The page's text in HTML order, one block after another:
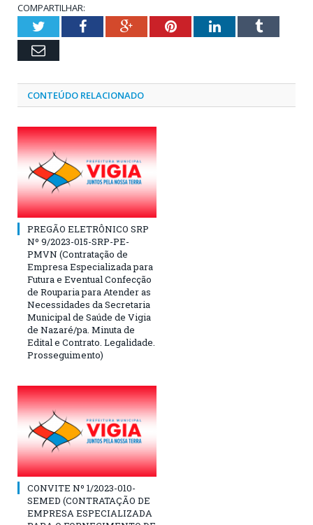
COMPARTILHAR:
TwitterFacebookGoogle+PinterestLinkedInTumblr
Email
CONTEÚDO RELACIONADO
PREGÃO ELETRÔNICO SRP
Nº 9/2023-015-SRP-PE-
PMVN (Contratação de
Empresa Especializada para
Futura e Eventual Confecção
de Rouparia para Atender as
Necessidades da Secretaria
Municipal de Saúde de Vigia
de Nazaré/pa. Minuta de
Edital e Contrato. Legalidade.
Prosseguimento)
CONVITE Nº 1/2023-010-
SEMED (CONTRATAÇÃO DE
EMPRESA ESPECIALIZADA